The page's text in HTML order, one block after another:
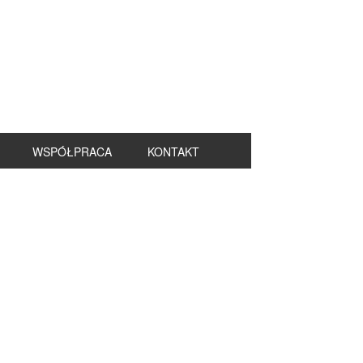
WSPÓŁPRACA KONTAKT